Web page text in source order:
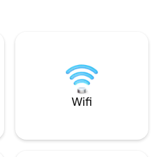
Wifi